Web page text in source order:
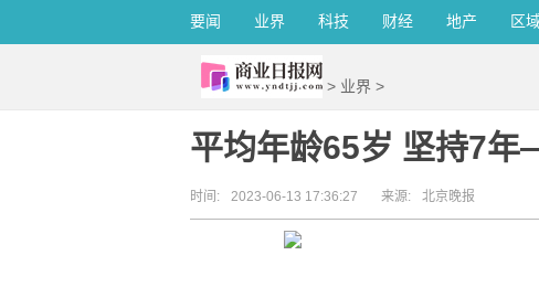
要闻 业界 科技 财经 地产 区
> 业界 >
平均年龄65岁 坚持7
时间: 2023-06-13 17:36:27 来源: 北京晚报